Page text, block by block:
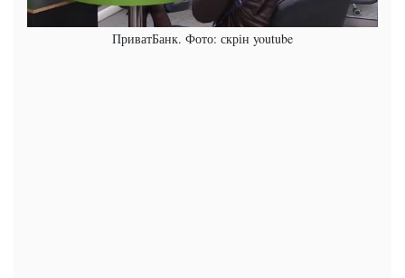
ПриватБанк. Фото: скрін youtube